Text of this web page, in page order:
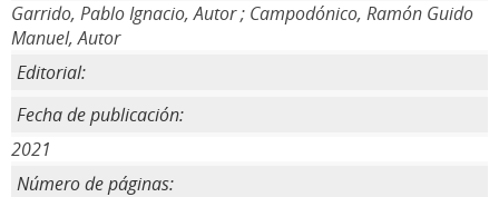
Garrido, Pablo Ignacio, Autor ; Campodónico, Ramón Guido
Manuel, Autor
Editorial:
Fecha de publicación:
2021
Número de páginas: